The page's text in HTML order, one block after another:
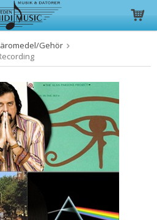
tillagd i varukorgen
Gehör